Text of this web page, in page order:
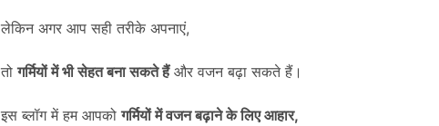
लेकिन अगर आप सही तरीके अपनाएं,
तोगर्मियों में भी सेहत बना सकते हैंऔर वजन बढ़ा सकते हैं।
इस ब्लॉग में हम आपकोगर्मियों में वजन बढ़ाने के लिए आहार,